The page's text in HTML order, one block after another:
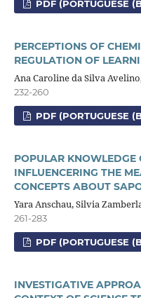
PDF (PORTUGUESE
PERCEPTIONS OF
REGULATION OF
Ana Caroline da Silva
232-260
PDF (PORTUGUESE
POPULAR KNOWLEDGE
INFLUENCERING THE
CONCEPTS ABOUT
Yara Anschau, Silvia
261-283
PDF (PORTUGUESE
INVESTIGATIVE